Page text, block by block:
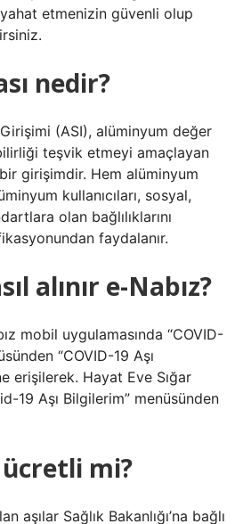
etmenizin güvenli olup
nedir?
(ASI), alüminyum değer
teşvik etmeyi amaçlayan
girişimdir. Hem alüminyum
kullanıcıları, sosyal,
olan bağlılıklarını
faydalanır.
alınır e-Nabız?
mobil uygulamasında “COVID-
“COVID-19 Aşı
erişilerek. Hayat Eve Sığar
19 Aşı Bilgilerim” menüsünden
ücretli mi?
aşılar Sağlık Bakanlığı’na bağlı